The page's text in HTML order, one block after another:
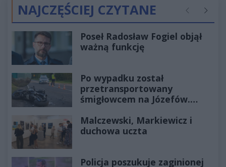
NAJCZĘŚCIEJ CZYTANE Poprzednie
Poseł Radosław Fogiel objął
ważną funkcję
Po wypadku został
przetransportowany
śmigłowcem na Józefów.
Malczewski, Markiewicz i
duchowa uczta
Policja poszukuje zaginionej